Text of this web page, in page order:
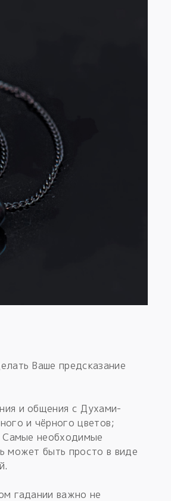
Ваше предсказание
и общения с Духами-
и чёрного цветов;
Самые необходимые
может быть просто в виде
гадании важно не